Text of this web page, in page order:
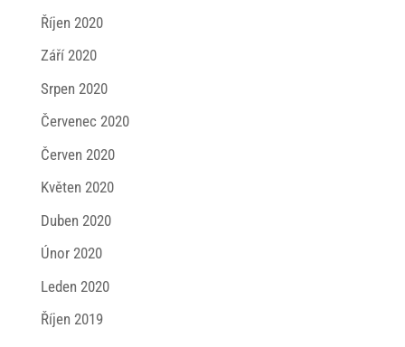
Říjen 2020
Září 2020
Srpen 2020
Červenec 2020
Červen 2020
Květen 2020
Duben 2020
Únor 2020
Leden 2020
Říjen 2019